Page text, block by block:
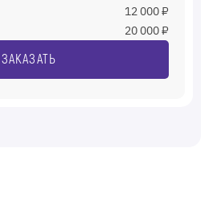
12 000 ₽
20 000 ₽
ЗАКАЗАТЬ